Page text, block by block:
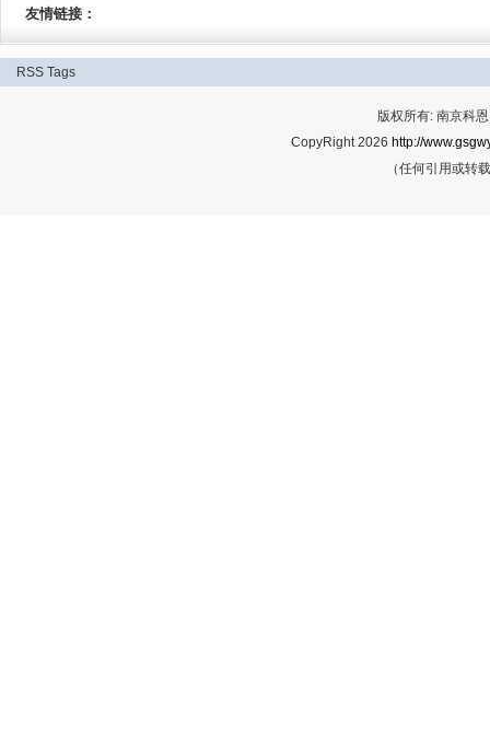
友情链接：
RSS Tags
版权所有: 南京科
CopyRight 2026 http://
（任何引用或转